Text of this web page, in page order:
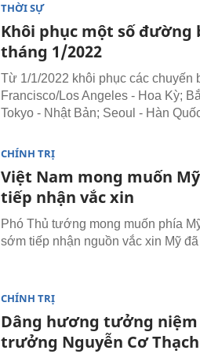
THỜI SỰ
Khôi phục một số
tháng 1/2022
Từ 1/1/2022 khôi phục các chuyến
Francisco/Los Angeles - Hoa Kỳ;
Tokyo - Nhật Bản; Seoul - Hàn
CHÍNH TRỊ
Việt Nam mong muốn
tiếp nhận vắc xin
Phó Thủ tướng mong muốn phía
sớm tiếp nhận nguồn vắc xin Mỹ
CHÍNH TRỊ
Dâng hương tưởng niệm
trưởng Nguyễn Cơ Thạch